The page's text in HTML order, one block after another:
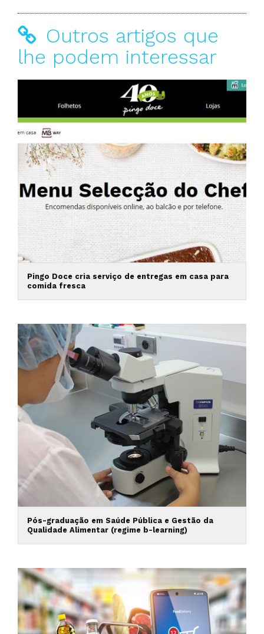
Outros artigos que
lhe podem interessar
Pingo Doce cria serviço de entregas em casa para
comida fresca
Pós-graduação em Saúde Pública e Gestão da
Qualidade Alimentar (regime b-learning)